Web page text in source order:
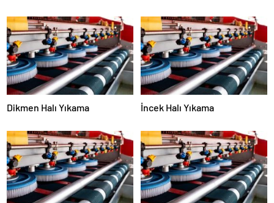
Dikmen Halı Yıkama İncek Halı Yıkama